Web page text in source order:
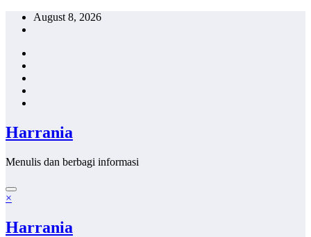
Skip
August 8, 2026
Harrania
Menulis dan berbagi informasi
×
Harrania